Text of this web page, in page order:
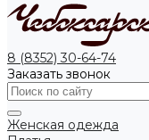
8 (8352) 30-64-74
Заказать звонок
Женская одежда